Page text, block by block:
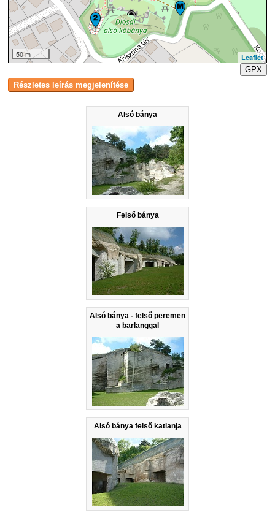
Alsó bánya
Felső bánya
Alsó bánya - felső peremen
a barlanggal
Alsó bánya felső katlanja
50 m
Leaflet
GPX